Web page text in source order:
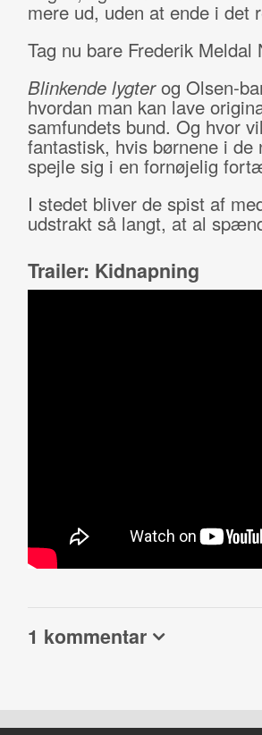
mere ud, uden at ende i det
Tag nu bare Frederik Meldal
Blinkende lygterog Olsen-
hvordan man kan lave
samfundets bund. Og hvor
fantastisk, hvis børnene i de
spejle sig i en fornøjelig
I stedet bliver de spist af
udstrakt så langt, at al
Trailer: Kidnapning
1 kommentar